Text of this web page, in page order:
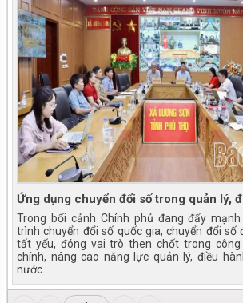
Ứng dụng chuyển đổi số trong quản lý,
Trong bối cảnh Chính phủ đang đẩy
trình chuyển đổi số quốc gia, chuyển đổi
tất yếu, đóng vai trò then chốt trong
chính, nâng cao năng lực quản lý, điều
nước.